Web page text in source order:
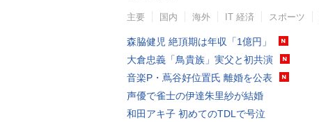
主要 国内 海外 IT 経済 スポーツ
森脇健児 絶頂期は年収「1億円」
大倉忠義「鳥貴族」実父と初共演
音楽P・蔦谷好位置氏 離婚を公表
声優で雀士の伊達朱里紗が結婚
和田アキ子 初めてのTDLで号泣